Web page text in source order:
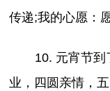
传递;我的心愿：
10. 元宵节
业，四圆亲情，